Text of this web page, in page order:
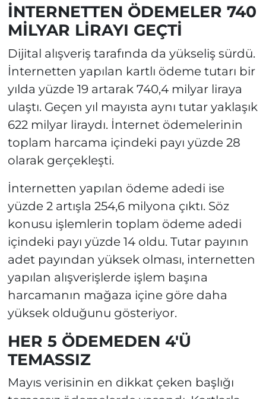
İNTERNETTEN ÖDEMELER 740
MİLYAR LİRAYI GEÇTİ
Dijital alışveriş tarafında da yükseliş sürdü.
İnternetten yapılan kartlı ödeme tutarı bir
yılda yüzde 19 artarak 740,4 milyar liraya
ulaştı. Geçen yıl mayısta aynı tutar yaklaşık
622 milyar liraydı. İnternet ödemelerinin
toplam harcama içindeki payı yüzde 28
olarak gerçekleşti.
İnternetten yapılan ödeme adedi ise
yüzde 2 artışla 254,6 milyona çıktı. Söz
konusu işlemlerin toplam ödeme adedi
içindeki payı yüzde 14 oldu. Tutar payının
adet payından yüksek olması, internetten
yapılan alışverişlerde işlem başına
harcamanın mağaza içine göre daha
yüksek olduğunu gösteriyor.
HER 5 ÖDEMEDEN 4'Ü
TEMASSIZ
Mayıs verisinin en dikkat çeken başlığı